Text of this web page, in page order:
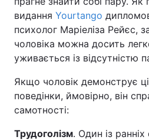
видання Yourtango
психолог Маріеліза Рейєс,
чоловіка можна досить
уживається із відсутністю
Якщо чоловік демонструє
поведінки, ймовірно, він
самотності:
Трудоголізм. Один із ранніх